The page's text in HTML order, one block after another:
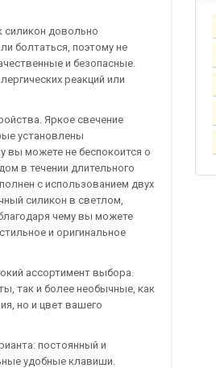
силикон довольно
болтаться, поэтому не
и безопасные.
реакций или
Яркое свечение
установлены
вы можете не беспокоится о
в течении длительного
с использованием двух
силикон в светлом,
чему вы можете
и оригинальное
ассортимент выбора.
так и более необычные, как
но и цвет вашего
постоянный и
удобные клавиши.